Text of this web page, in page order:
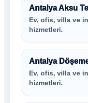
Antalya Aksu
Ev, ofis, villa ve
hizmetleri.
Antalya
Ev, ofis, villa ve
hizmetleri.